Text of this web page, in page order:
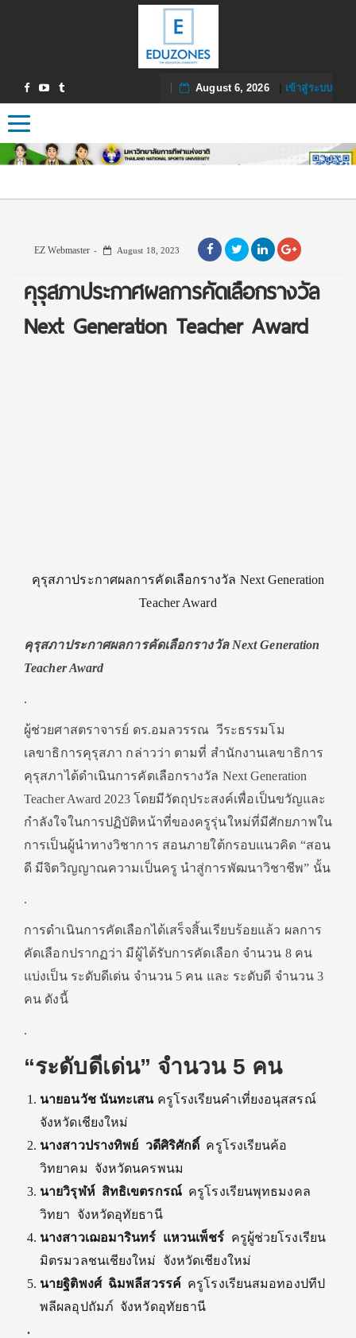
August 6, 2026| เข้าสู่ระบบ
Toggle navigation
EZ Webmaster August 18, 2023
คุรุสภาประกาศผลการคัดเลือกรางวัล
Next Generation Teacher Award
คุรุสภาประกาศผลการคัดเลือกรางวัล Next Generation
Teacher Award
คุรุสภาประกาศผลการคัดเลือกรางวัล Next Generation
Teacher Award
.
ผู้ช่วยศาสตราจารย์ ดร.อมลวรรณ วีระธรรมโม
เลขาธิการคุรุสภา กล่าวว่า ตามที่ สำนักงานเลขาธิการ
คุรุสภาได้ดำเนินการคัดเลือกรางวัล Next Generation
Teacher Award 2023 โดยมีวัตถุประสงค์เพื่อเป็นขวัญและ
กำลังใจในการปฏิบัติหน้าที่ของครูรุ่นใหม่ที่มีศักยภาพใน
การเป็นผู้นำทางวิชาการ สอนภายใต้กรอบแนวคิด “สอน
ดี มีจิตวิญญาณความเป็นครู นำสู่การพัฒนาวิชาชีพ” นั้น
.
การดำเนินการคัดเลือกได้เสร็จสิ้นเรียบร้อยแล้ว ผลการ
คัดเลือกปรากฏว่า มีผู้ได้รับการคัดเลือก จำนวน 8 คน
แบ่งเป็น ระดับดีเด่น จำนวน 5 คน และ ระดับดี จำนวน 3
คน ดังนี้
.
“ระดับดีเด่น” จำนวน 5 คน
นายอนวัช นันทะเสนครูโรงเรียนคำเที่ยงอนุสสรณ์
จังหวัดเชียงใหม่
นางสาวปรางทิพย์ วดีศิริศักดิ์ ครูโรงเรียนค้อ
วิทยาคม จังหวัดนครพนม
นายวิรุฬห์ สิทธิเขตรกรณ์ ครูโรงเรียนพุทธมงคล
วิทยา จังหวัดอุทัยธานี
นางสาวเฌอมารินทร์ แหวนเพ็ชร์ ครูผู้ช่วยโรงเรียน
มิตรมวลชนเชียงใหม่ จังหวัดเชียงใหม่
นายฐิติพงศ์ ฉิมพลีสวรรค์ ครูโรงเรียนสมอทองปทีป
พลีผลอุปถัมภ์ จังหวัดอุทัยธานี
.